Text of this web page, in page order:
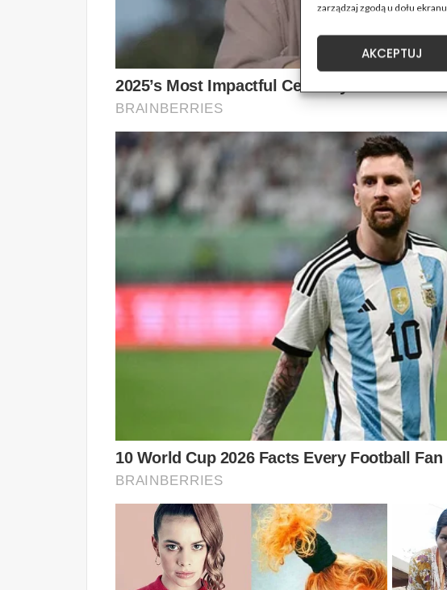
zarządzaj zgodą u dołu ekranu.
AKCEPTUJ